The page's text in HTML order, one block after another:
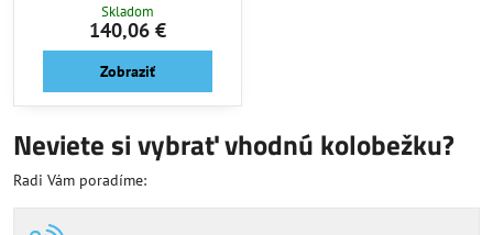
Skladom
140,06 €
Zobraziť
Neviete si vybrať vhodnú kolobežku?
Radi Vám poradíme: